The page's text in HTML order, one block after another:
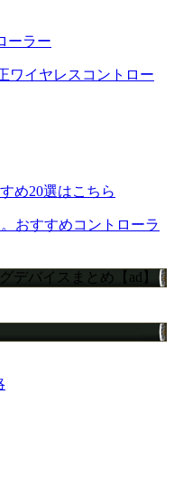
ーラー
ワイヤレスコントロー
め20選はこちら
おすすめコントローラ
デバイスまとめ【ad】